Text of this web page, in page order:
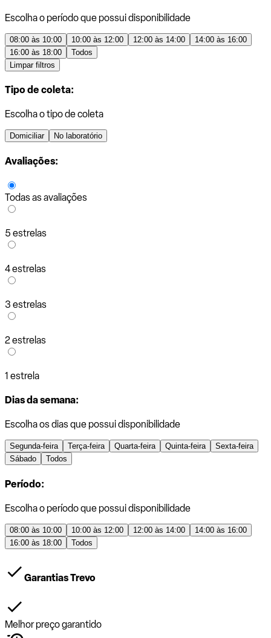
Escolha o período que possui disponibilidade
08:00 às 10:00 10:00 às 12:00 12:00 às 14:00
14:00 às 16:00
16:00 às 18:00
Todos
Limpar filtros
Tipo de coleta:
Escolha o tipo de coleta
Domiciliar No laboratório
Avaliações:
Todas as avaliações
5 estrelas
4 estrelas
3 estrelas
2 estrelas
1 estrela
Dias da semana:
Escolha os dias que possui disponibilidade
Segunda-feira Terça-feira Quarta-feira Quinta-feira
Sexta-feira
Sábado
Todos
Período:
Escolha o período que possui disponibilidade
08:00 às 10:00 10:00 às 12:00 12:00 às 14:00
14:00 às 16:00
16:00 às 18:00
Todos
Garantias Trevo
Melhor preço garantido